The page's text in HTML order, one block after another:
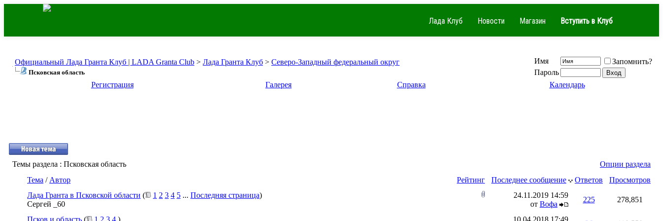
Лада Клуб Новости Магазин Вступить в Клуб
Официальный Лада Гранта Клуб | LADA Granta Club > Лада Гранта Клуб > Северо-Западный федеральный округ
Псковская область
Имя
Запомнить?
Пароль
Регистрация
Галерея Справка Календарь
Темы раздела : Псковская область
Опции раздела
Рейтинг
Тема / Автор Последнее сообщение Ответов
Просмотров
Лада Гранта в Псковской области ( 1 2 3 4 5 ... Последняя страница)
Сергей _60
24.11.2019 14:59
от Вофа
225 278,851
Псков и область ( 1 2 3 4 )
10.04.2018 17:49